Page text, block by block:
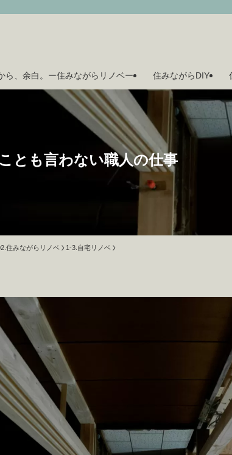
ら、余白。ー住みながらリノベー 住みながらDIY
とも言わない職人の仕事
住みながらリノベ 1-3.自宅リノベ